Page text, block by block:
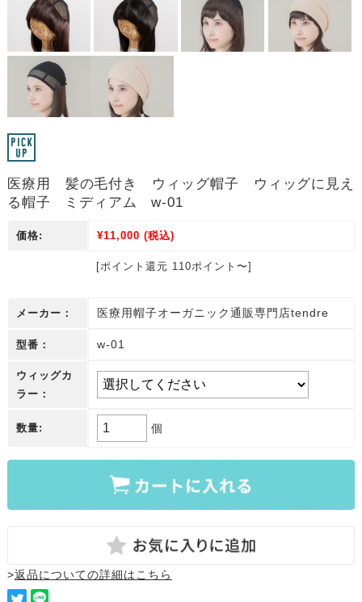
医療用 髪の毛付き ウィッグ帽子 ウィッグに見え
る帽子 ミディアム w-01
価格: ¥11,000 (税込)
[ポイント還元 110ポイント〜]
メーカー： 医療用帽子オーガニック通販専門店tendre
型番： w-01
ウィッグカ
ラー：
数量: 個
返品についての詳細はこちら